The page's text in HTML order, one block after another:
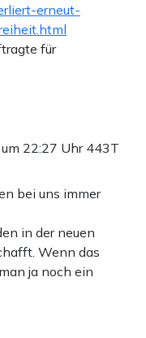
erneut-
für
22:27 Uhr 443T
bei uns immer
in der neuen
Wenn das
ja noch ein